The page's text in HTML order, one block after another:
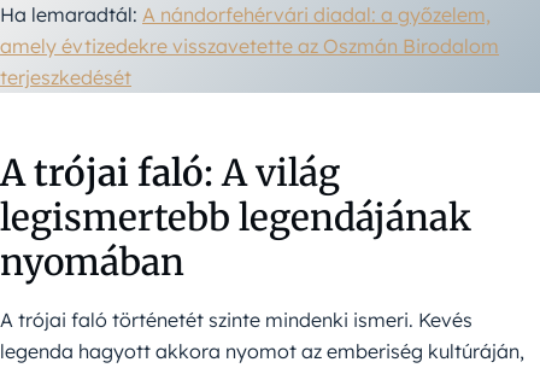
Ha lemaradtál: A nándorfehérvári diadal: a győzelem,
amely évtizedekre visszavetette az Oszmán Birodalom
terjeszkedését
A trójai faló:A világ
legismertebb legendájának
nyomában
A trójai faló történetét szinte mindenki ismeri. Kevés
legenda hagyott akkora nyomot az emberiség kultúráján,